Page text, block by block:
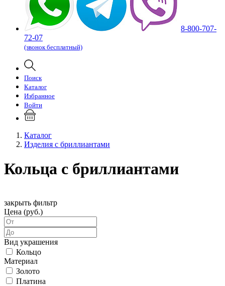
8-800-707-
72-07
(звонок бесплатный)
Поиск
Каталог
Избранное
Войти
Каталог
Изделия с бриллиантами
Кольца с бриллиантами
закрыть фильтр
Цена (руб.)
Вид украшения
Кольцо
Материал
Золото
Платина